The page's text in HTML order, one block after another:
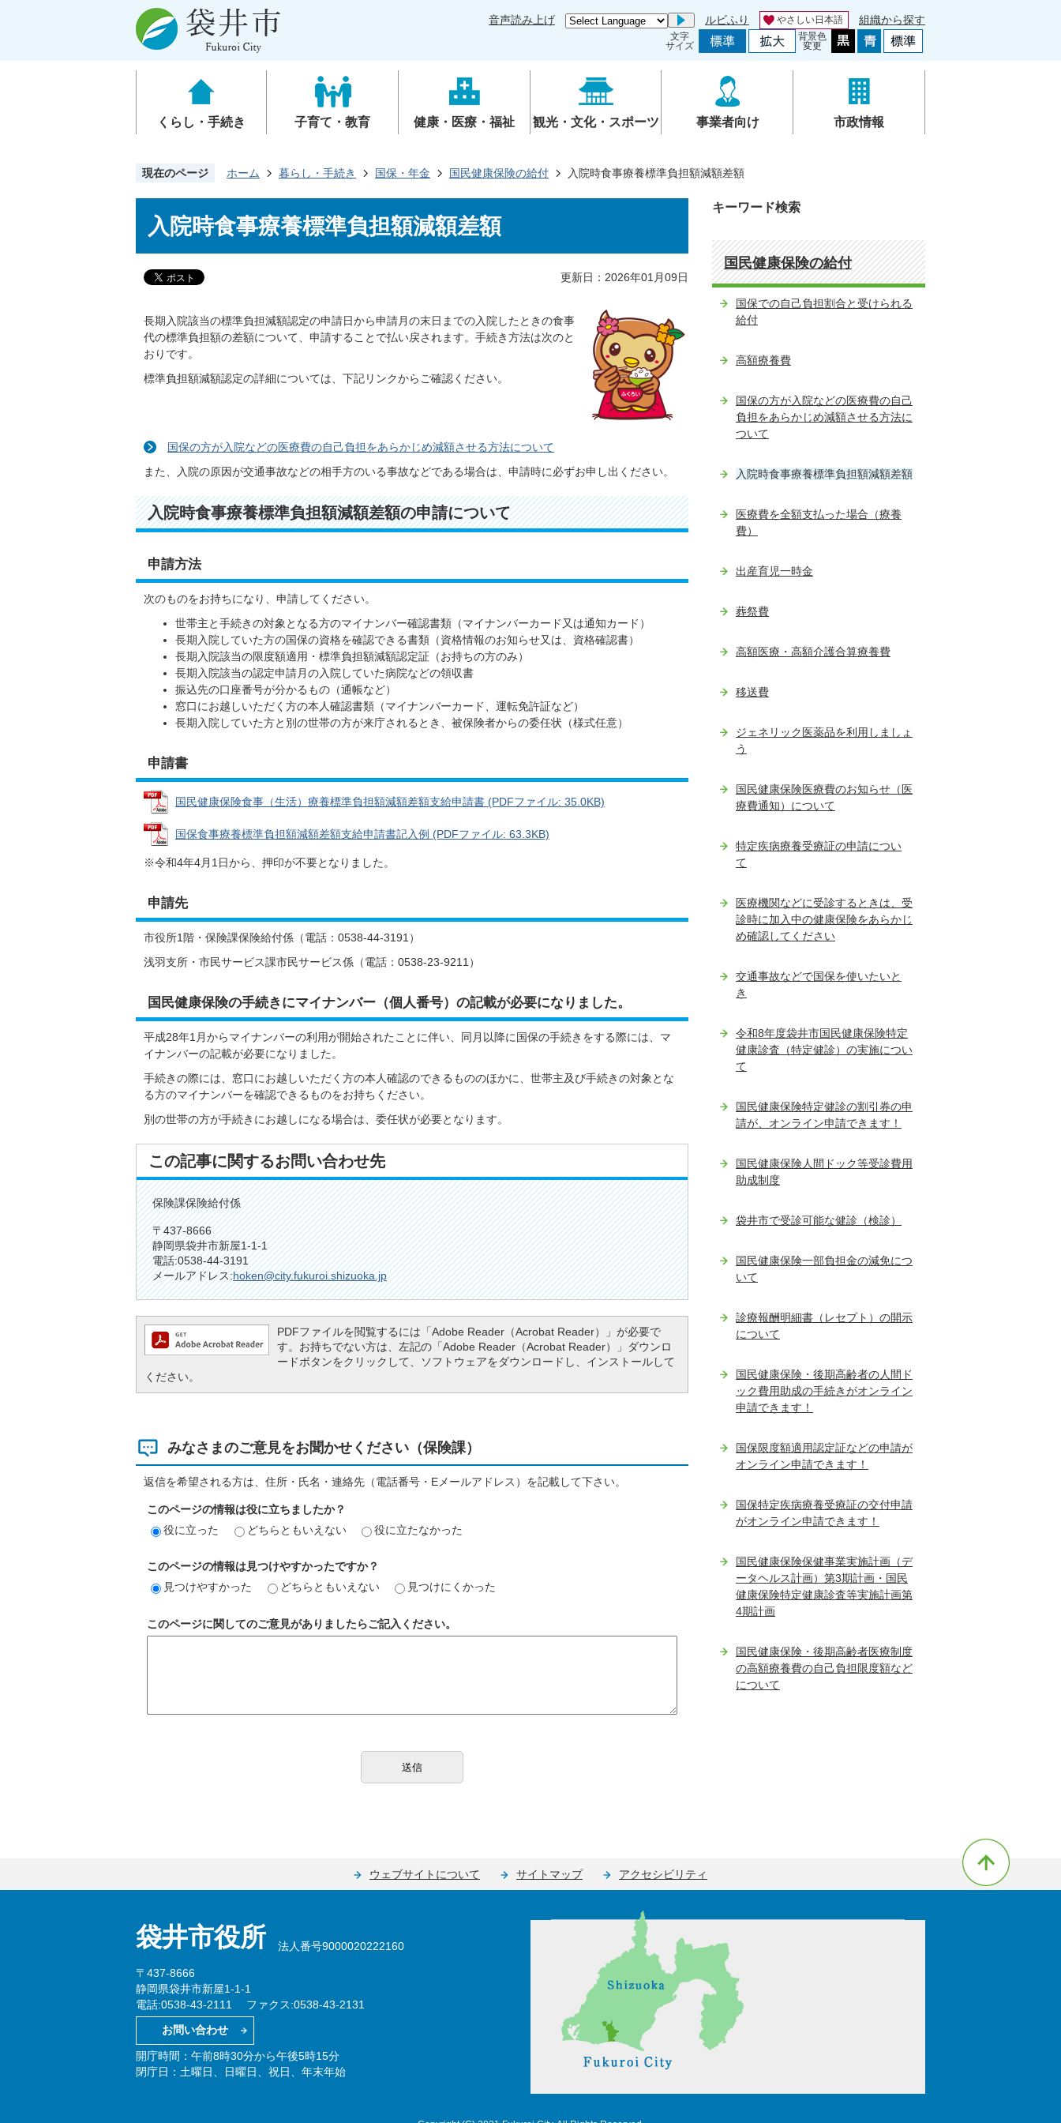
音声読み上げ Go ルビふり やさしい日本語 組織から探す
文字
サイズ
背景色
変更
くらし・手続き 子育て・教育 健康・医療・福祉 観光・文化・スポーツ 事業者向け 市政情報
現在のページ ホーム 暮らし・手続き 国保・年金 国民健康保険の給付 入院時食事療養標準負担額減額差額
入院時食事療養標準負担額減額差額
更新日：2026年01月09日
長期入院該当の標準負担減額認定の申請日から申請月の末日までの入院したときの食事
代の標準負担額の差額について、申請することで払い戻されます。手続き方法は次のと
おりです。
標準負担額減額認定の詳細については、下記リンクからご確認ください。
国保の方が入院などの医療費の自己負担をあらかじめ減額させる方法について
また、入院の原因が交通事故などの相手方のいる事故などである場合は、申請時に必ずお申し出ください。
入院時食事療養標準負担額減額差額の申請について
申請方法
次のものをお持ちになり、申請してください。
世帯主と手続きの対象となる方のマイナンバー確認書類（マイナンバーカード又は通知カード）
長期入院していた方の国保の資格を確認できる書類（資格情報のお知らせ又は、資格確認書）
長期入院該当の限度額適用・標準負担額減額認定証（お持ちの方のみ）
長期入院該当の認定申請月の入院していた病院などの領収書
振込先の口座番号が分かるもの（通帳など）
窓口にお越しいただく方の本人確認書類（マイナンバーカード、運転免許証など）
長期入院していた方と別の世帯の方が来庁されるとき、被保険者からの委任状（様式任意）
申請書
国民健康保険食事（生活）療養標準負担額減額差額支給申請書 (PDFファイル: 35.0KB)
国保食事療養標準負担額減額差額支給申請書記入例 (PDFファイル: 63.3KB)
※令和4年4月1日から、押印が不要となりました。
申請先
市役所1階・保険課保険給付係（電話：0538-44-3191）
浅羽支所・市民サービス課市民サービス係（電話：0538-23-9211）
国民健康保険の手続きにマイナンバー（個人番号）の記載が必要になりました。
平成28年1月からマイナンバーの利用が開始されたことに伴い、同月以降に国保の手続きをする際には、マ
イナンバーの記載が必要になりました。
手続きの際には、窓口にお越しいただく方の本人確認のできるもののほかに、世帯主及び手続きの対象とな
る方のマイナンバーを確認できるものをお持ちください。
別の世帯の方が手続きにお越しになる場合は、委任状が必要となります。
この記事に関するお問い合わせ先
保険課保険給付係
〒437-8666
静岡県袋井市新屋1-1-1
電話:0538-44-3191
メールアドレス:hoken@city.fukuroi.shizuoka.jp
PDFファイルを閲覧するには「Adobe Reader（Acrobat Reader）」が必要で
す。お持ちでない方は、左記の「Adobe Reader（Acrobat Reader）」ダウンロ
ードボタンをクリックして、ソフトウェアをダウンロードし、インストールして
ください。
みなさまのご意見をお聞かせください（保険課）
返信を希望される方は、住所・氏名・連絡先（電話番号・Eメールアドレス）を記載して下さい。
このページの情報は役に立ちましたか？
役に立った
どちらともいえない 役に立たなかった
このページの情報は見つけやすかったですか？
見つけやすかった
どちらともいえない 見つけにくかった
このページに関してのご意見がありましたらご記入ください。
キーワード検索
国民健康保険の給付
国保での自己負担割合と受けられる
給付
高額療養費
国保の方が入院などの医療費の自己
負担をあらかじめ減額させる方法に
ついて
入院時食事療養標準負担額減額差額
医療費を全額支払った場合（療養
費）
出産育児一時金
葬祭費
高額医療・高額介護合算療養費
移送費
ジェネリック医薬品を利用しましょ
う
国民健康保険医療費のお知らせ（医
療費通知）について
特定疾病療養受療証の申請につい
て
医療機関などに受診するときは、受
診時に加入中の健康保険をあらかじ
め確認してください
交通事故などで国保を使いたいと
き
令和8年度袋井市国民健康保険特定
健康診査（特定健診）の実施につい
て
国民健康保険特定健診の割引券の申
請が、オンライン申請できます！
国民健康保険人間ドック等受診費用
助成制度
袋井市で受診可能な健診（検診）
国民健康保険一部負担金の減免につ
いて
診療報酬明細書（レセプト）の開示
について
国民健康保険・後期高齢者の人間ド
ック費用助成の手続きがオンライン
申請できます！
国保限度額適用認定証などの申請が
オンライン申請できます！
国保特定疾病療養受療証の交付申請
がオンライン申請できます！
国民健康保険保健事業実施計画（デ
ータヘルス計画）第3期計画・国民
健康保険特定健康診査等実施計画第
4期計画
国民健康保険・後期高齢者医療制度
の高額療養費の自己負担限度額など
について
ウェブサイトについて サイトマップ アクセシビリティ
袋井市役所 法人番号9000020222160
〒437-8666
静岡県袋井市新屋1-1-1
電話:0538-43-2111 ファクス:0538-43-2131
お問い合わせ
開庁時間：午前8時30分から午後5時15分
閉庁日：土曜日、日曜日、祝日、年末年始